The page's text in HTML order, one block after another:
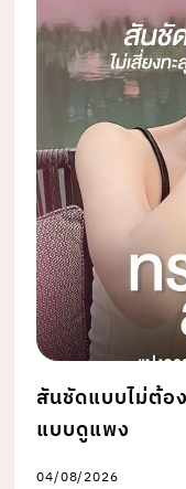
สันชัดแบบไม่ต้อ
แบบดูแพง
04/08/2026